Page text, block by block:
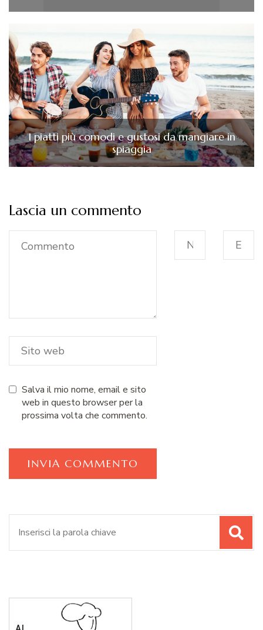
I piatti più comodi e gustosi da mangiare in
spiaggia
Lascia un commento
Salva il mio nome, email e sito
web in questo browser per la
prossima volta che commento.